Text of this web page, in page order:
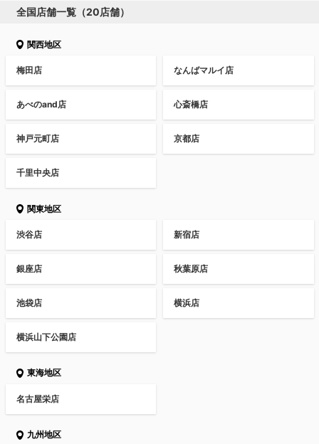
全国店舗一覧（20店舗）
関西地区
梅田店 なんばマルイ店
あべのand店 心斎橋店
神戸元町店 京都店
千里中央店
関東地区
渋谷店 新宿店
銀座店 秋葉原店
池袋店 横浜店
横浜山下公園店
東海地区
名古屋栄店
九州地区